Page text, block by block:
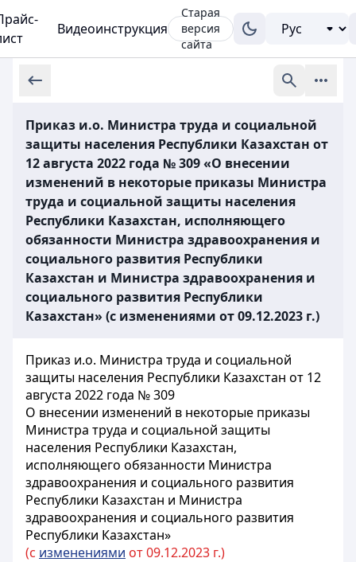
Видеоинструкция
Старая
версия
сайта
Приказ и.о. Министра труда и социальной
защиты населения Республики Казахстан от
12 августа 2022 года № 309 «О внесении
изменений в некоторые приказы Министра
труда и социальной защиты населения
Республики Казахстан, исполняющего
обязанности Министра здравоохранения и
социального развития Республики
Казахстан и Министра здравоохранения и
социального развития Республики
Казахстан» (с изменениями от 09.12.2023 г.)
Приказ и.о. Министра труда и социальной
защиты населения Республики Казахстан от 12
августа 2022 года № 309
О внесении изменений в некоторые приказы
Министра труда и социальной защиты
населения Республики Казахстан,
исполняющего обязанности Министра
здравоохранения и социального развития
Республики Казахстан и Министра
здравоохранения и социального развития
Республики Казахстан»
(с изменениями от 09.12.2023 г.)